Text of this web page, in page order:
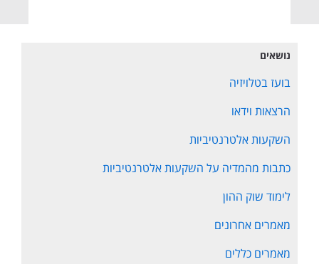
נושאים
בועז בטלויזיה
הרצאות וידאו
השקעות אלטרנטיביות
כתבות מהמדיה על השקעות אלטרנטיביות
לימוד שוק ההון
מאמרים אחרונים
מאמרים כללים